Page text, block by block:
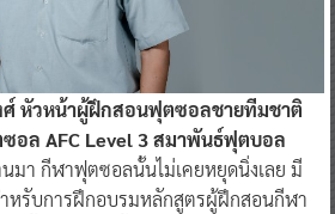
ศ์ หัวหน้าผู้ฝึกสอนฟุตซอลชายทีมชาติ
อล AFC Level 3 สมาพันธ์ฟุตบอล
มา กีฬาฟุตซอลนั้นไม่เคยหยุดนิ่งเลย มี
หรับการฝึกอบรมหลักสูตรผู้ฝึกสอนกีฬา